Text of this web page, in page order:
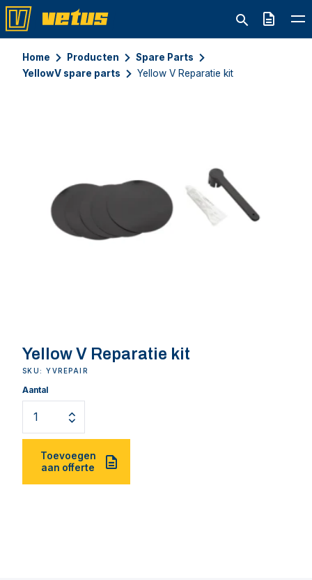
Offerte
Home Producten
Spare Parts
YellowV spare parts
Yellow V Reparatie kit
Yellow V Reparatie kit
SKU: YVREPAIR
Aantal
Toevoegen
aan offerte